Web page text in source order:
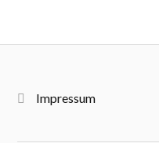
Impressum